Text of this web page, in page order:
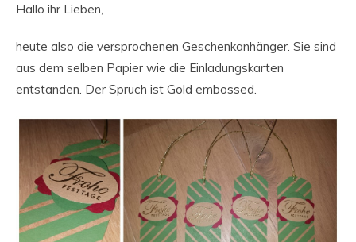
Hallo ihr Lieben,
heute also die versprochenen Geschenkanhänger. Sie sind
aus dem selben Papier wie die Einladungskarten
entstanden. Der Spruch ist Gold embossed.